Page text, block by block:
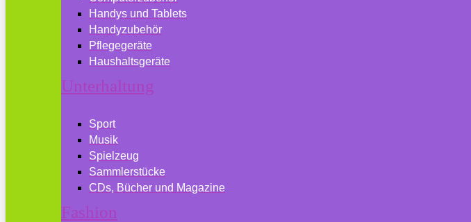
Handys und Tablets
Handyzubehör
Pflegegeräte
Haushaltsgeräte
Unterhaltung
Sport
Musik
Spielzeug
Sammlerstücke
CDs, Bücher und Magazine
Fashion